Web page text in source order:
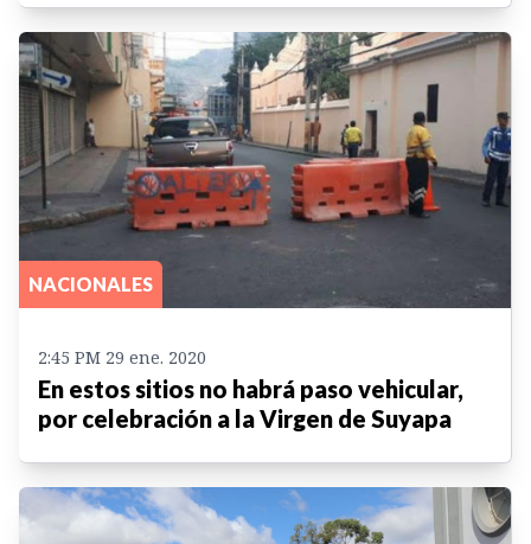
NACIONALES
2:45 PM 29 ene. 2020
En estos sitios no habrá paso vehicular,
por celebración a la Virgen de Suyapa